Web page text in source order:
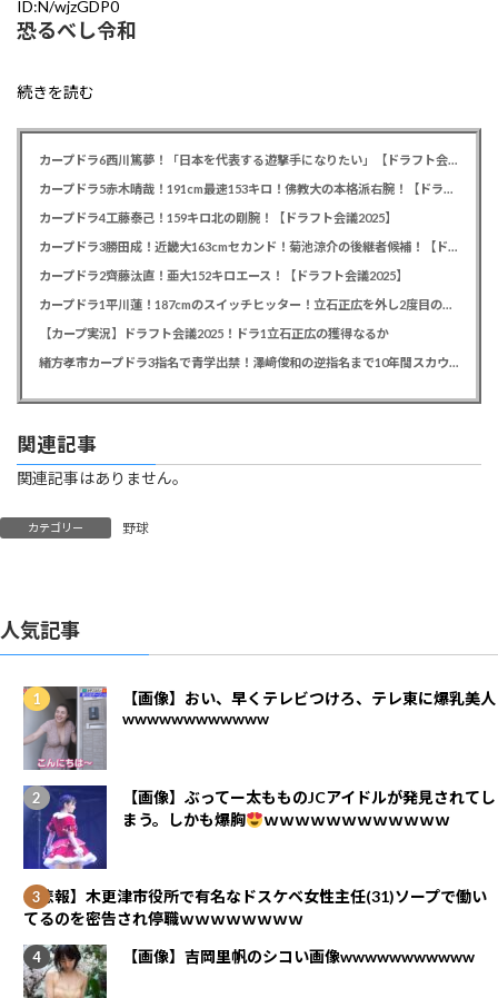
ID:N/wjzGDP0
恐るべし令和
続きを読む
カープドラ6西川篤夢！「日本を代表する遊撃手になりたい」【ドラフト会議2025】
カープドラ5赤木晴哉！191cm最速153キロ！佛教大の本格派右腕！【ドラフト会議2025】
カープドラ4工藤泰己！159キロ北の剛腕！【ドラフト会議2025】
カープドラ3勝田成！近畿大163cmセカンド！菊池涼介の後継者候補！【ドラフト会議2025】
カープドラ2齊藤汰直！亜大152キロエース！【ドラフト会議2025】
カープドラ1平川蓮！187cmのスイッチヒッター！立石正広を外し2度目の重複も新井監督がクジを引き当てる！【ドラフト会議2025】
【カープ実況】ドラフト会議2025！ドラ1立石正広の獲得なるか
緒方孝市カープドラ3指名で青学出禁！澤﨑俊和の逆指名まで10年間スカウト出禁
関連記事
関連記事はありません。
カテゴリー 野球
人気記事
【画像】おい、早くテレビつけろ、テレ東に爆乳美人
wwwwwwwwwwww
【画像】ぶってー太もものJCアイドルが発見されてし
まう。しかも爆胸
ｗｗｗｗｗｗｗｗｗｗｗｗ
【悲報】木更津市役所で有名なドスケベ女性主任(31)ソープで働い
てるのを密告され停職ｗｗｗｗｗｗｗｗ
【画像】吉岡里帆のシコい画像wwwwwwwwwww